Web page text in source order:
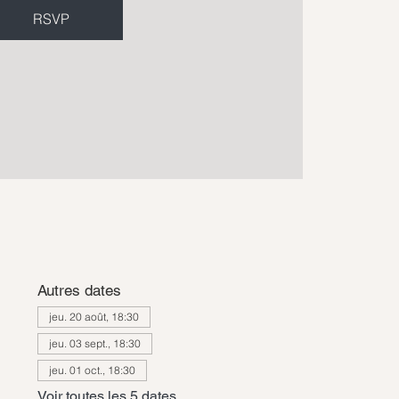
RSVP
Autres dates
jeu. 20 août, 18:30
jeu. 03 sept., 18:30
jeu. 01 oct., 18:30
Voir toutes les 5 dates